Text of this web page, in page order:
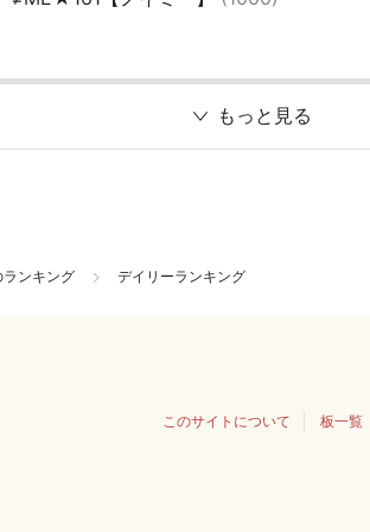
もっと見る
ランキング デイリーランキング
このサイトについて 板一覧